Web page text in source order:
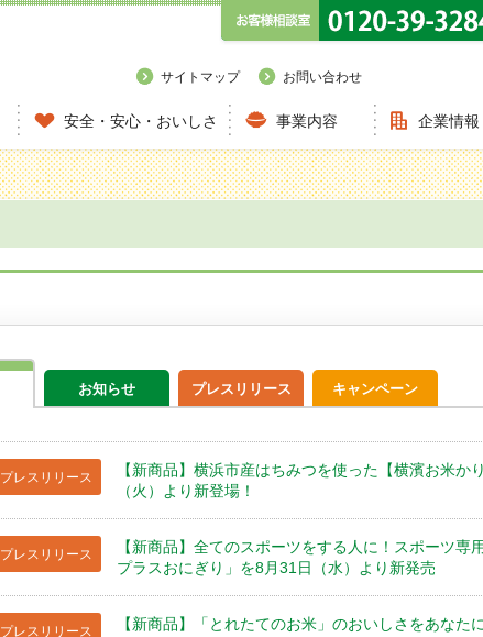
サイトマップ お問い合わせ
安全・安心・おいしさ 事業内容 企業情報
お知らせ プレスリリース キャンペーン
プレスリリース
【新商品】横浜市産はちみつを使った【横濱お米か
（火）より新登場！
プレスリリース
【新商品】全てのスポーツをする⼈に！スポーツ専
プラスおにぎり」を8⽉31⽇（⽔）より新発売
プレスリリース
【新商品】「とれたてのお⽶」のおいしさをあなた